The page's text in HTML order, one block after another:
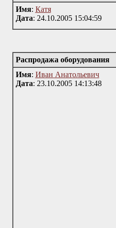
Имя: Катя
Дата: 24.10.2005 15:04:59
Распродажа оборудования
Имя: Иван Анатольевич
Дата: 23.10.2005 14:13:48